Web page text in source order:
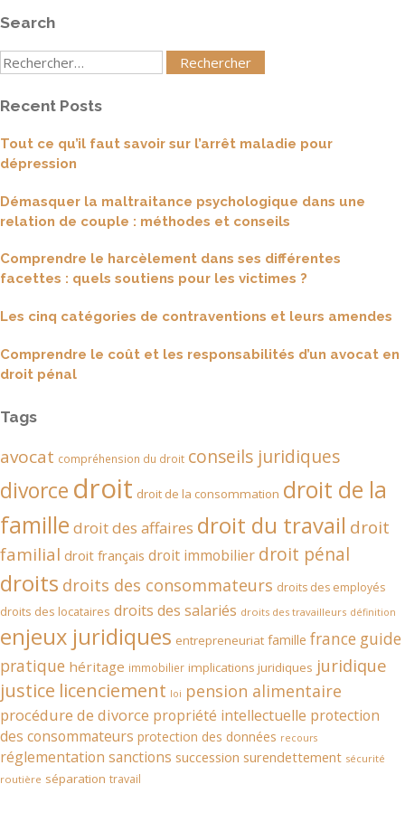
Search
Rechercher
:
Recent Posts
Tout ce qu’il faut savoir sur l’arrêt maladie pour
dépression
Démasquer la maltraitance psychologique dans une
relation de couple : méthodes et conseils
Comprendre le harcèlement dans ses différentes
facettes : quels soutiens pour les victimes ?
Les cinq catégories de contraventions et leurs amendes
Comprendre le coût et les responsabilités d’un avocat en
droit pénal
Tags
avocat compréhension du droit conseils juridiques
divorce droit droit de la consommation droit de la
famille droit des affaires droit du travail droit
familial droit français droit immobilier droit pénal
droits droits des consommateurs droits des employés
droits des locataires droits des salariés droits des travailleurs définition
enjeux juridiques entrepreneuriat famille france guide
pratique héritage immobilier implications juridiques juridique
justice licenciement loi pension alimentaire
procédure de divorce propriété intellectuelle protection
des consommateurs protection des données recours
réglementation sanctions succession surendettement sécurité
routière séparation travail